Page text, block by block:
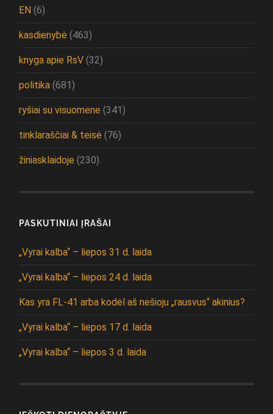
EN (6)
kasdienybė (463)
knyga apie RsV (32)
politika (681)
ryšiai su visuomene (341)
tinklaraščiai & teisė (76)
žiniasklaidoje (230)
PASKUTINIAI ĮRAŠAI
„Vyrai kalba“ – liepos 31 d. laida
„Vyrai kalba“ – liepos 24 d. laida
Kas yra FL-41 arba kodėl aš nešioju „rausvus“ akinius?
„Vyrai kalba“ – liepos 17 d. laida
„Vyrai kalba“ – liepos 3 d. laida